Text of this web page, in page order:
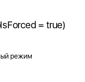
= true)
режим